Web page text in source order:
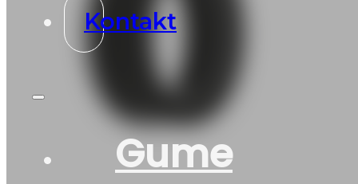
Kontakt
Gume